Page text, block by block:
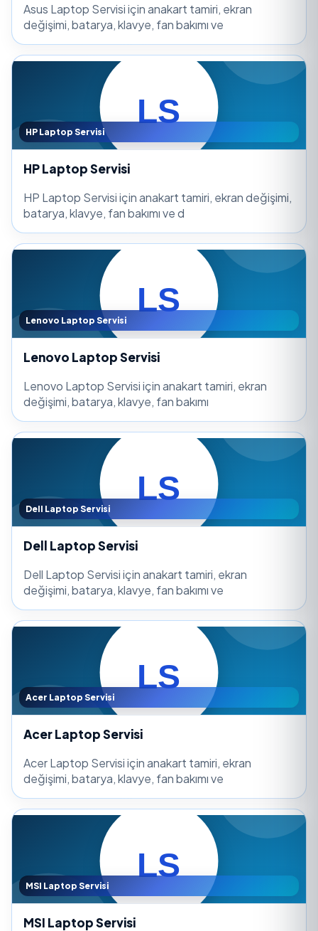
Asus Laptop Servisi için anakart tamiri, ekran
değişimi, batarya, klavye, fan bakımı ve
HP Laptop Servisi
HP Laptop Servisi
HP Laptop Servisi için anakart tamiri, ekran değişimi,
batarya, klavye, fan bakımı ve d
Lenovo Laptop Servisi
Lenovo Laptop Servisi
Lenovo Laptop Servisi için anakart tamiri, ekran
değişimi, batarya, klavye, fan bakımı
Dell Laptop Servisi
Dell Laptop Servisi
Dell Laptop Servisi için anakart tamiri, ekran
değişimi, batarya, klavye, fan bakımı ve
Acer Laptop Servisi
Acer Laptop Servisi
Acer Laptop Servisi için anakart tamiri, ekran
değişimi, batarya, klavye, fan bakımı ve
MSI Laptop Servisi
MSI Laptop Servisi